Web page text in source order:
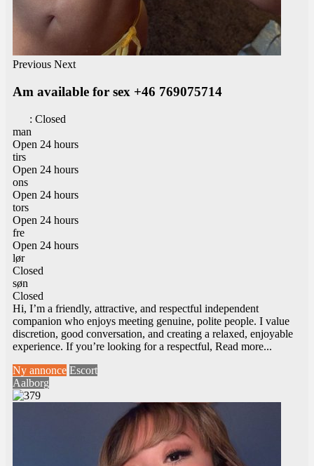
Previous Next
Am available for sex +46 769075714
: Closed
man
Open 24 hours
tirs
Open 24 hours
ons
Open 24 hours
tors
Open 24 hours
fre
Open 24 hours
lør
Closed
søn
Closed
Hi, I’m a friendly, attractive, and respectful independent
companion who enjoys meeting genuine, polite people. I value
discretion, good conversation, and creating a relaxed, enjoyable
experience. If you’re looking for a respectful, Read more...
Ny annonce Escort
Aalborg